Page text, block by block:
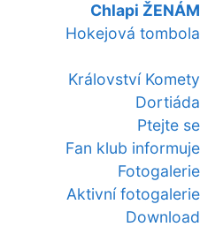
Chlapi ŽENÁM
Hokejová tombola
Království Komety
Dortiáda
Ptejte se
Fan klub informuje
Fotogalerie
Aktivní fotogalerie
Download